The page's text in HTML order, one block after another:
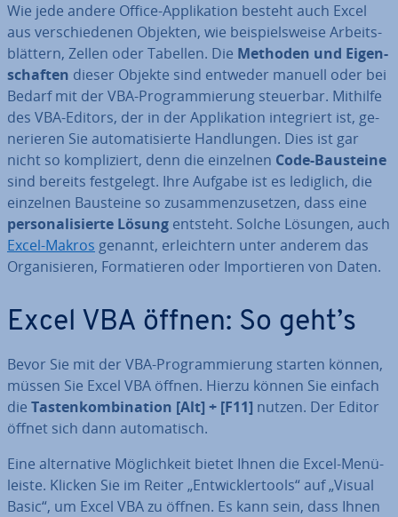
Wie jede andere Office-Ap­pli­ka­ti­on besteht auch Excel
aus ver­schie­de­nen Objekten, wie bei­spiels­wei­se Ar­beits­
blät­tern, Zellen oder Tabellen. Die Methoden und Ei­gen­
schaf­ten dieser Objekte sind entweder manuell oder bei
Bedarf mit der VBA-Pro­gram­mie­rung steuerbar. Mithilfe
des VBA-Editors, der in der Ap­pli­ka­ti­on in­te­griert ist, ge­
ne­rie­ren Sie au­to­ma­ti­sier­te Hand­lun­gen. Dies ist gar
nicht so kom­pli­ziert, denn die einzelnen Code-Bausteine
sind bereits fest­ge­legt. Ihre Aufgabe ist es lediglich, die
einzelnen Bausteine so zu­sam­men­zu­set­zen, dass eine
per­so­na­li­sier­te Lösung entsteht. Solche Lösungen, auch
Excel-Makros genannt, er­leich­tern unter anderem das
Or­ga­ni­sie­ren, For­ma­tie­ren oder Im­por­tie­ren von Daten.
Excel VBA öffnen: So geht’s
Bevor Sie mit der VBA-Pro­gram­mie­rung starten können,
müssen Sie Excel VBA öffnen. Hierzu können Sie einfach
die Tas­ten­kom­bi­na­ti­on [Alt] + [F11] nutzen. Der Editor
öffnet sich dann au­to­ma­tisch.
Eine al­ter­na­ti­ve Mög­lich­keit bietet Ihnen die Excel-Me­nü­
leis­te. Klicken Sie im Reiter „Ent­wick­ler­tools“ auf „Visual
Basic“, um Excel VBA zu öffnen. Es kann sein, dass Ihnen